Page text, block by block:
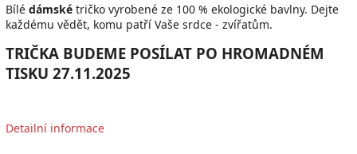
Bílé dámské tričko vyrobené ze 100 % ekologické bavlny. Dejte
každému vědět, komu patří Vaše srdce - zvířatům.
TRIČKA BUDEME POSÍLAT PO HROMADNÉM
TISKU 27.11.2025
Detailní informace